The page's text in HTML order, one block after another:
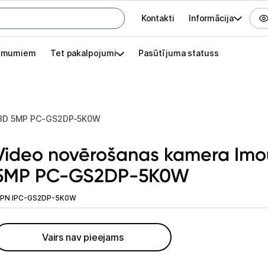
Galvenes
Kontakti Informācija
Tet pakalpojumi Pasūtījuma statuss
5MP PC-GS2DP-5K0W
Pieslēgties
izdevīgāk!
novērošanas kamera
PC-GS2DP-5K0W
IPC-GS2DP-5K0W
Vairs nav pieejams